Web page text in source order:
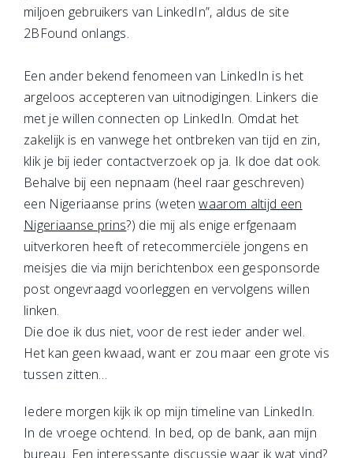
miljoen gebruikers van LinkedIn”, aldus de site
2BFound onlangs.
Een ander bekend fenomeen van LinkedIn is het
argeloos accepteren van uitnodigingen. Linkers die
met je willen connecten op LinkedIn. Omdat het
zakelijk is en vanwege het ontbreken van tijd en zin,
klik je bij ieder contactverzoek op ja. Ik doe dat ook.
Behalve bij een nepnaam (heel raar geschreven)
een Nigeriaanse prins (wetenwaarom altijd een
Nigeriaanse prins?) die mij als enige erfgenaam
uitverkoren heeft of retecommerciële jongens en
meisjes die via mijn berichtenbox een gesponsorde
post ongevraagd voorleggen en vervolgens willen
linken.
Die doe ik dus niet, voor de rest ieder ander wel.
Het kan geen kwaad, want er zou maar een grote vis
tussen zitten…
Iedere morgen kijk ik op mijn timeline van LinkedIn.
In de vroege ochtend. In bed, op de bank, aan mijn
bureau. Een interessante discussie waar ik wat vind?